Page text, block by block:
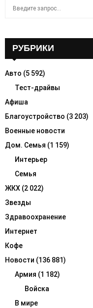
o
РУБРИКИ
Авто (5 592)
Тест-драйвы
Афиша
Благоустройство (3 203)
Военные новости
Дом. Семья (1 159)
Интерьер
Семья
ЖКХ (2 022)
Звезды
Здравоохранение
Интернет
Кофе
Новости (136 881)
Армия (1 182)
Войска
В мире